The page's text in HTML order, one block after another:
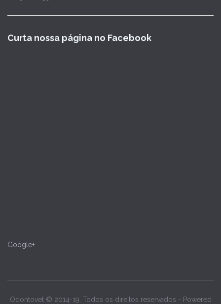
Curta nossa página no Facebook
Google+
Odontovet © 2014-19. Todos os direitos reservados - Powered